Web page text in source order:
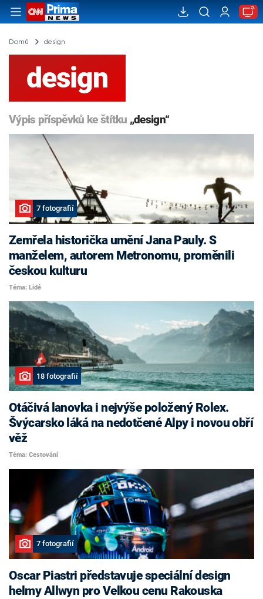
Domů design
design
Výpis příspěvků ke štítku „design“
7 fotografií
Zemřela historička umění Jana Pauly. S
manželem, autorem Metronomu, proměnili
českou kulturu
Téma: Lidé
18 fotografií
Otáčivá lanovka i nejvýše položený Rolex.
Švýcarsko láká na nedotčené Alpy i novou obří
věž
Téma: Cestování
7 fotografií
Oscar Piastri představuje speciální design
helmy Allwyn pro Velkou cenu Rakouska